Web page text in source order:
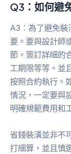
Q3：如何避
A3：為了避免裝
要。要與設計師
節。簽訂詳細的
工期限等等。並
按照合約執行。
情況，一定要與
明確規範費用和
省錢裝潢並非不
打細算，並且慎